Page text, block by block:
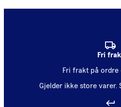
Fri
Fri frakt på ordre
Gjelder ikke store varer.